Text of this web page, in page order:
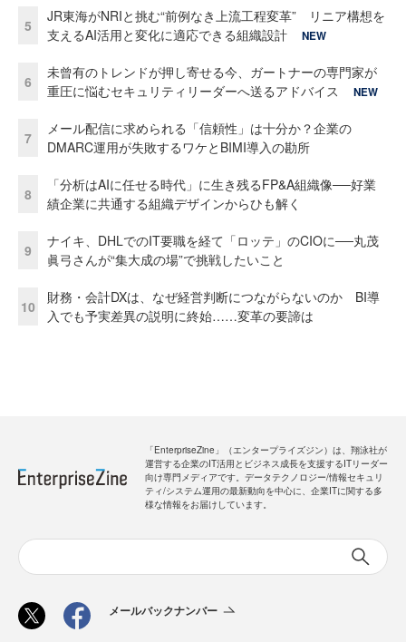
5
JR東海がNRIと挑む“前例なき上流工程変革” リニア構想を
支えるAI活用と変化に適応できる組織設計
NEW
6
未曾有のトレンドが押し寄せる今、ガートナーの専門家が
重圧に悩むセキュリティリーダーへ送るアドバイス
NEW
7
メール配信に求められる「信頼性」は十分か？企業の
DMARC運用が失敗するワケとBIMI導入の勘所
8
「分析はAIに任せる時代」に生き残るFP&A組織像──好業
績企業に共通する組織デザインからひも解く
9
ナイキ、DHLでのIT要職を経て「ロッテ」のCIOに──丸茂
眞弓さんが“集大成の場”で挑戦したいこと
10
財務・会計DXは、なぜ経営判断につながらないのか BI導
入でも予実差異の説明に終始……変革の要諦は
「EnterpriseZine」（エンタープライズジン）は、翔泳社が
運営する企業のIT活用とビジネス成長を支援するITリーダー
向け専門メディアです。データテクノロジー/情報セキュリ
ティ/システム運用の最新動向を中心に、企業ITに関する多
様な情報をお届けしています。
メールバックナンバー